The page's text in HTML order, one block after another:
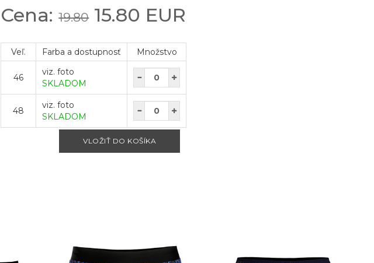
Cena:19.8015.80 EUR
Veľ. Farba a dostupnosť Množstvo
46
viz. foto
SKLADOM
48
viz. foto
SKLADOM